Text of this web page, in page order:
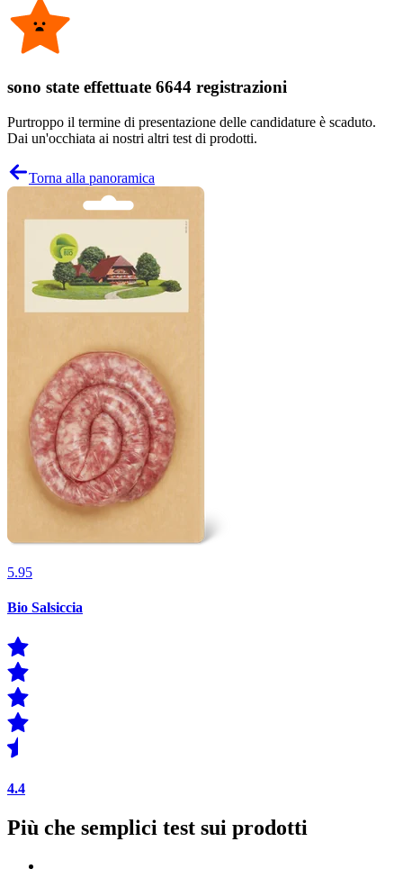
sono state effettuate 6644 registrazioni
Purtroppo il termine di presentazione delle candidature è scaduto.
Dai un'occhiata ai nostri altri test di prodotti.
Torna alla panoramica
5.95
Bio Salsiccia
4.4
Più che semplici test sui prodotti